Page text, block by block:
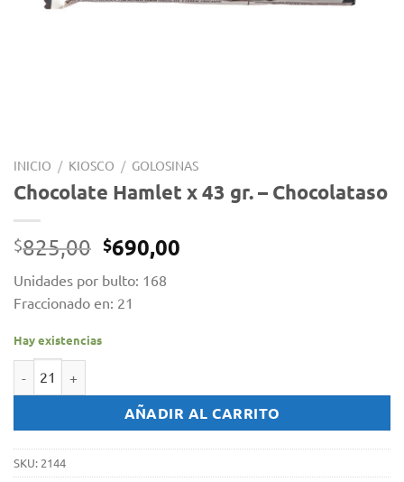
INICIO / KIOSCO / GOLOSINAS
Chocolate Hamlet x 43 gr. – Chocolataso
$825,00 El
precio
original
era:
$690,00
Unidades por bulto: 168
Fraccionado en: 21
Hay existencias
Chocolate Hamlet x 43 gr. - Chocolataso cantidad
AÑADIR AL CARRITO
SKU: 2144